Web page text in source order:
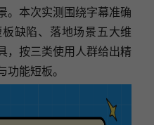
。本次实测围绕字幕准确
缺陷、落地场景五大维
，按三类使用人群给出精
能短板。